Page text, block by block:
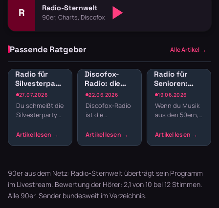
R Radio-Sternwelt
90er, Charts, Discofox
Passende Ratgeber Alle Artikel →
27.07.2026
Radio für
Silvesterparty:
Die besten
Sender für
den
Jahreswechsel
Du schmeißt die
Silvesterparty
den ganzen
läuft dur…
22.06.2026
Discofox-
Radio: die
besten
Sender zum
Tanzen
Discofox-Radio
ist die
daheim —
Pop. Hier die
19.06.2026
Radio für
Senioren:
Musik der
50er, 60er
und 70er
Wenn du Musik
aus den 50ern,
70ern hören
zappen, bis…
90er aus dem Netz: Radio-Sternwelt überträgt sein Programm
im Livestream. Bewertung der Hörer: 2,1 von 10 bei 12 Stimmen.
Alle 90er-Sender bundesweit im Verzeichnis.